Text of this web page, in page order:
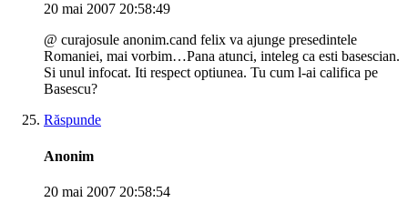
20 mai 2007 20:58:49
@ curajosule anonim.cand felix va ajunge presedintele
Romaniei, mai vorbim…Pana atunci, inteleg ca esti basescian.
Si unul infocat. Iti respect optiunea. Tu cum l-ai califica pe
Basescu?
Răspunde
Anonim
20 mai 2007 20:58:54